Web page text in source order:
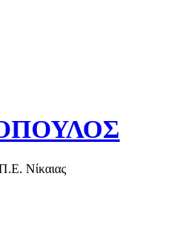
Νίκαιας